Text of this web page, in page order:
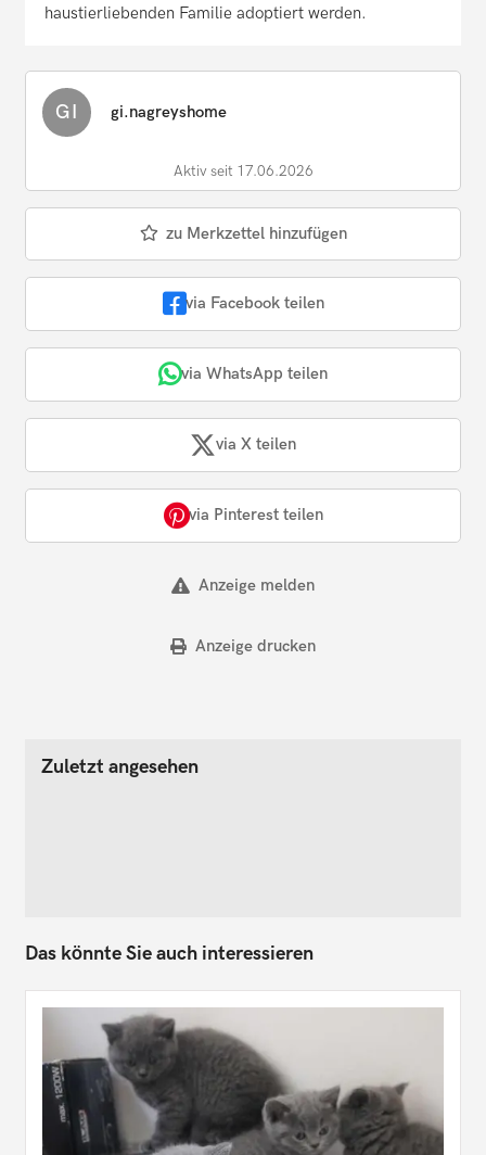
haustierliebenden Familie adoptiert werden.
GI gi.nagreyshome
Aktiv seit 17.06.2026
zu Merkzettel hinzufügen
via Facebook teilen
via WhatsApp teilen
via X teilen
via Pinterest teilen
Anzeige melden
Anzeige drucken
Zuletzt angesehen
Das könnte Sie auch interessieren